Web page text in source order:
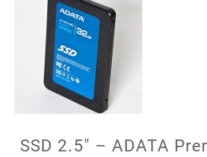
SSD 2.5″ – ADATA